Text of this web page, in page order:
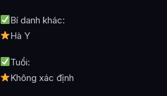
Bí danh khác:
Hà Y
Tuổi:
Không xác định